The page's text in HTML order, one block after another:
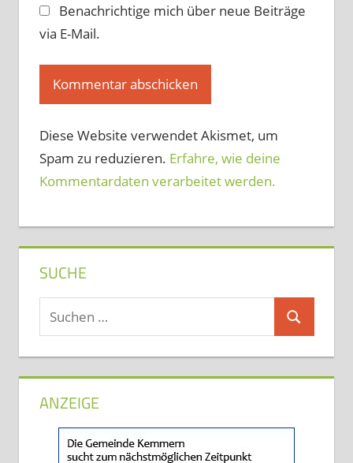
Benachrichtige mich über neue Beiträge
via E-Mail.
Diese Website verwendet Akismet, um
Spam zu reduzieren. Erfahre, wie deine
Kommentardaten verarbeitet werden.
SUCHE
Suchen
nach:
Suchen
ANZEIGE